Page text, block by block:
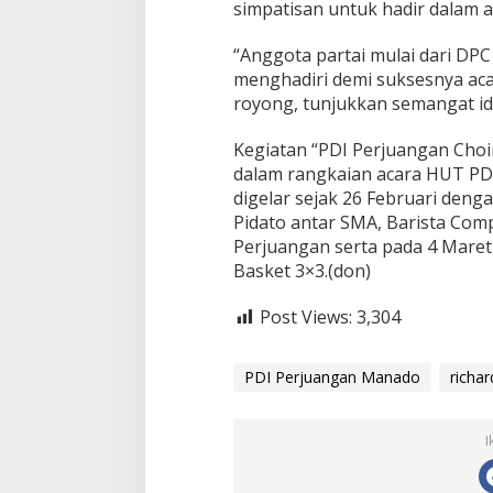
simpatisan untuk hadir dalam
“Anggota partai mulai dari
menghadiri demi suksesnya
royong, tunjukkan semangat
Kegiatan “PDI Perjuangan
dalam rangkaian acara HUT
digelar sejak 26 Februari
Pidato antar SMA, Barista
Perjuangan serta pada 4
Basket 3×3.(don)
Post Views: 3,304
PDI Perjuangan Manado